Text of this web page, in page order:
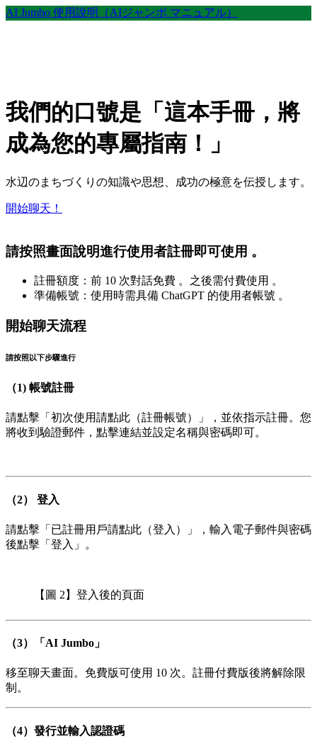
AI Jumbo 使用說明（AIジャンボ マニュアル）
我們的口號是「這本手冊，將
成為您的專屬指南！」
水辺のまちづくりの知識や思想、成功の極意を伝授します。
開始聊天！
請按照畫面說明進行使用者註冊即可使用 。
註冊額度：前 10 次對話免費 。之後需付費使用 。
準備帳號：使用時需具備 ChatGPT 的使用者帳號 。
開始聊天流程
請按照以下步驟進行
（1) 帳號註冊
請點擊「初次使用請點此（註冊帳號）」，並依指示註冊。您
將收到驗證郵件，點擊連結並設定名稱與密碼即可。
（2） 登入
請點擊「已註冊用戶請點此（登入）」，輸入電子郵件與密碼
後點擊「登入」。
【圖 2】登入後的頁面
（3）「AI Jumbo」
移至聊天畫面。免費版可使用 10 次。註冊付費版後將解除限
制。
（4）發行並輸入認證碼